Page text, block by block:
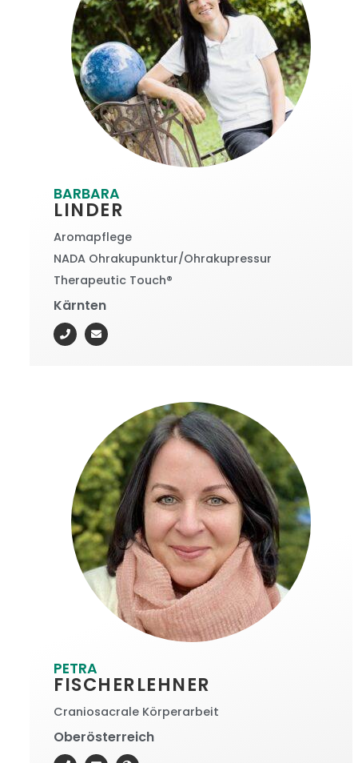
BARBARA
LINDER
Aromapflege
NADA Ohrakupunktur/Ohrakupressur
Therapeutic Touch®
Kärnten
PETRA
FISCHERLEHNER
Craniosacrale Körperarbeit
Oberösterreich